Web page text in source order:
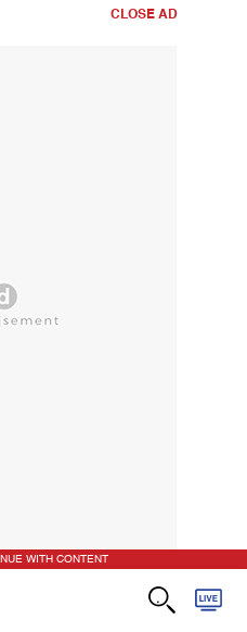
CLOSE AD
WITH CONTENT